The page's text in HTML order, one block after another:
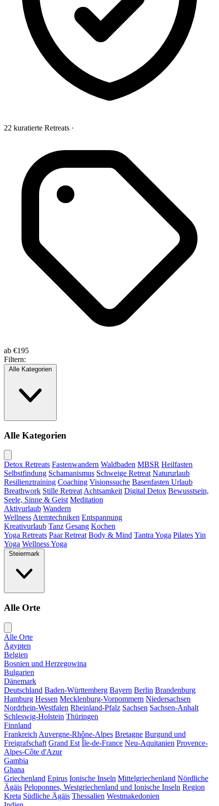
22 kuratierte Retreats ·
ab €195
Filtern:
Alle Kategorien
Alle Kategorien
Detox Retreats Fastenwandern Waldbaden MBSR Heilfasten
Selbstfindung Schamanismus Schweige Retreat Natururlaub
Resilienztraining Coaching Visionssuche Basenfasten Urlaub
Breathwork Stille Retreat Achtsamkeit Digital Detox Bewusstsein,
Seele, Sinne & Geist Meditation
Aktivurlaub Wandern
Wellness Atemtechniken Entspannung
Kreativurlaub Tanz Gesang Kochen
Yoga Retreats Paar Retreat Body & Mind Tantra Yoga PilatesYin
Yoga Wellness Yoga
Steiermark
Alle Orte
Alle Orte
Ägypten
Belgien
Bosnien und Herzegowina
Bulgarien
Dänemark
Deutschland Baden-Württemberg Bayern Berlin Brandenburg
Hamburg Hessen Mecklenburg-Vorpommern Niedersachsen
Nordrhein-Westfalen Rheinland-Pfalz Sachsen Sachsen-Anhalt
Schleswig-Holstein Thüringen
Finnland
Frankreich Auvergne-Rhône-Alpes Bretagne Burgund und
Freigrafschaft Grand Est Île-de-France Neu-Aquitanien Provence-
Alpes-Côte d'Azur
Gambia
Ghana
Griechenland Epirus Ionische Inseln Mittelgriechenland Nördliche
Ägäis Peloponnes, Westgriechenland und Ionische Inseln Region
Kreta Südliche Ägäis Thessalien Westmakedonien